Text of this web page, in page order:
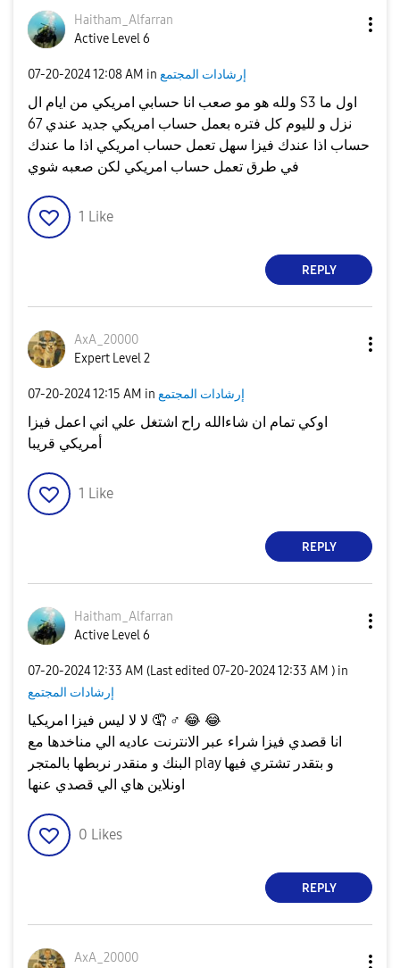
Haitham_Alfarran
Active Level 6
‎07-20-202412:08 AM in إرشادات المجتمع
ولله هو مو صعب انا حسابي امريكي من ايام ال S3 اول ما
نزل و لليوم كل فتره بعمل حساب امريكي جديد عندي 67
حساب اذا عندك فيزا سهل تعمل حساب امريكي اذا ما عندك
في طرق تعمل حساب امريكي لكن صعبه شوي
1 Like
REPLY
AxA_20000
Expert Level 2
‎07-20-202412:15 AM in إرشادات المجتمع
اوكي تمام ان شاءالله راح اشتغل علي اني اعمل فيزا
أمريكي قريبا
1 Like
REPLY
Haitham_Alfarran
Active Level 6
‎07-20-202412:33 AM (Last edited ‎07-20-202412:33 AM ) in
إرشادات المجتمع
لا لا ليس فيزا امريكيا 🤦 ♂️ 😂 😂
انا قصدي فيزا شراء عبر الانترنت عاديه الي مناخدها مع
البنك و منقدر نربطها بالمتجر play و بتقدر تشتري فيها
اونلاين هاي الي قصدي عنها
0 Likes
REPLY
AxA_20000